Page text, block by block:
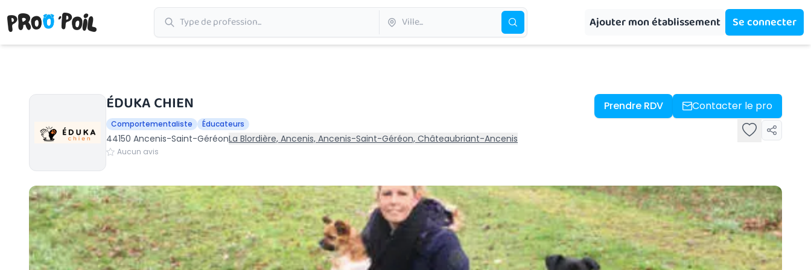
Ajouter mon établissement Se connecter
Accueil›Ancenis-Saint-Géréon
ÉDUKA CHIEN
Comportementaliste Éducateurs
44150 Ancenis-Saint-GéréonLa Blordière, Ancenis, Ancenis-Saint-Géréon, Châteaubriant-Ancenis
Aucun avis
Prendre RDV Contacter le pro